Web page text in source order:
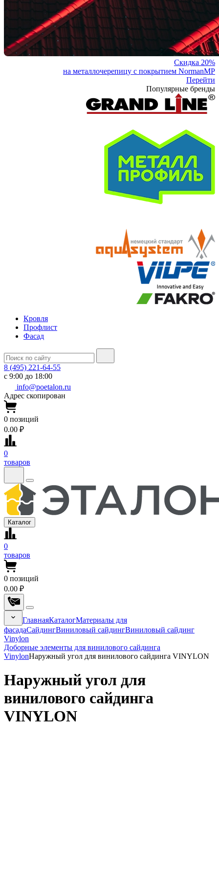
Скидка 20%
на металлочерепицу с покрытием NormanMP
Перейти
Популярные бренды
Кровля
Профлист
Фасад
8 (495) 221-64-55
с 9:00 до 18:00
info@poetalon.ru
Адрес скопирован
0 позиций
0.00 ₽
0
товаров
Каталог
0
товаров
0 позиций
0.00 ₽
ГлавнаяКаталогМатериалы для
фасадаСайдингВиниловый сайдингВиниловый сайдинг
Vinylon
Доборные элементы для винилового сайдинга
VinylonНаружный угол для винилового сайдинга VINYLON
Наружный угол для
винилового сайдинга
VINYLON